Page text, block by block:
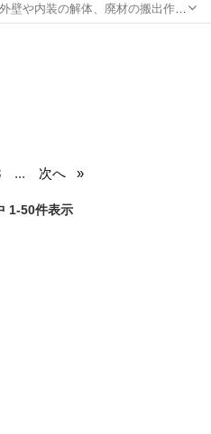
壁や内装の解体、廃材の搬出作業
丁寧に指導しますので安心して
... 次へ
1-50件表示